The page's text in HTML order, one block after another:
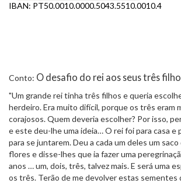
IBAN: PT50.0010.0000.5043.5510.0010.4
Conto: O desafio do rei aos seus três
"Um grande rei tinha três filhos e queria
herdeiro. Era muito difícil, porque os três eram
corajosos. Quem deveria escolher? Por isso,
e este deu-lhe uma ideia… O rei foi para casa e
para se juntarem. Deu a cada um deles um
flores e disse-lhes que ia fazer uma
anos … um, dois, três, talvez mais. E será uma
os três. Terão de me devolver estas sementes